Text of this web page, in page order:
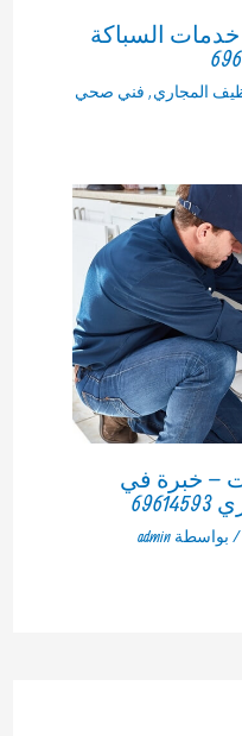
السباكة
المجاري, فني صحي
– خبرة في
/ بواسطة admin